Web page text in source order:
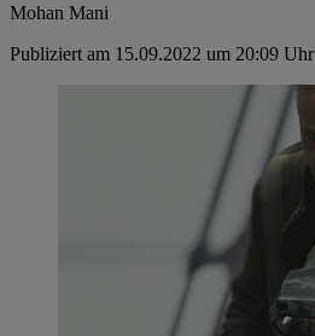
Mohan Mani
Publiziert am 15.09.2022 um 20:09 Uhr